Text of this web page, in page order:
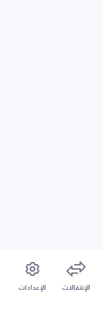
الإنتقالات الإعدادات